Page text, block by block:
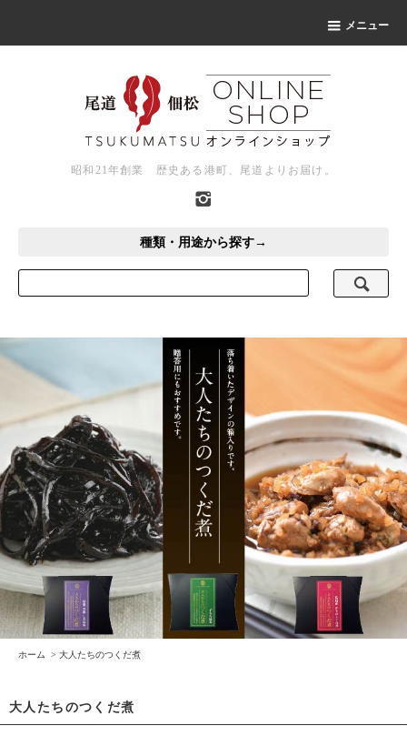
メニュー
昭和21年創業 歴史ある港町、尾道よりお届け。
種類・用途から探す→
ホーム > 大人たちのつくだ煮
大人たちのつくだ煮